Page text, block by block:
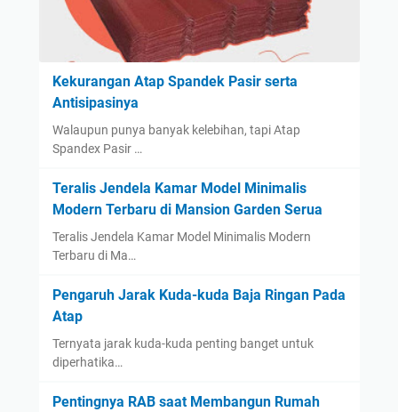
Kekurangan Atap Spandek Pasir serta
Antisipasinya
Walaupun punya banyak kelebihan, tapi Atap
Spandex Pasir …
Teralis Jendela Kamar Model Minimalis
Modern Terbaru di Mansion Garden Serua
Teralis Jendela Kamar Model Minimalis Modern
Terbaru di Ma…
Pengaruh Jarak Kuda-kuda Baja Ringan Pada
Atap
Ternyata jarak kuda-kuda penting banget untuk
diperhatika…
Pentingnya RAB saat Membangun Rumah